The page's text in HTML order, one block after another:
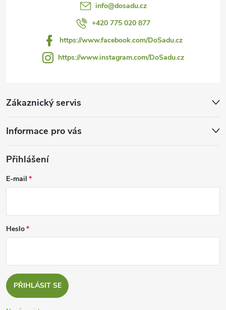
Zákaznický servis
Informace pro vás
info@dosadu.cz
+420 775 020 877
https://www.facebook.com/DoSadu.cz
https://www.instagram.com/DoSadu.cz
Přihlášení
E-mail
Heslo
PŘIHLÁSIT SE